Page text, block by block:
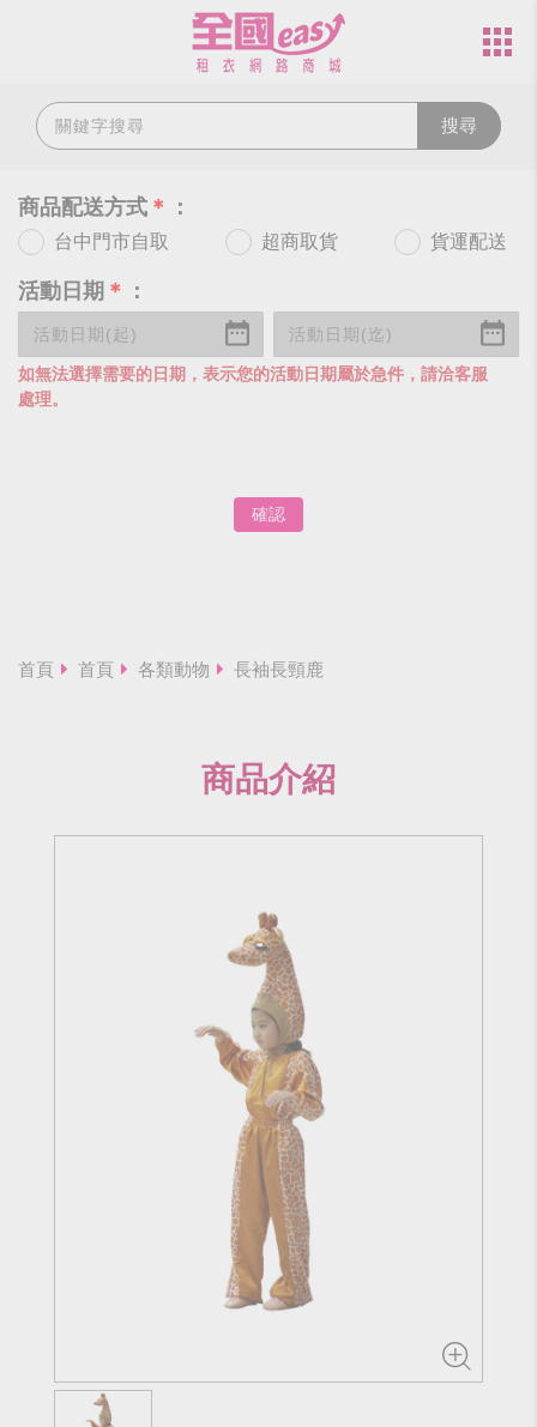
搜尋
商品配送方式 ＊ ：
台中門市自取 超商取貨 貨運配送
活動日期 ＊ ：
如無法選擇需要的日期，表示您的活動日期屬於急件，請洽客服
處理。
確認
首頁 首頁 各類動物 長袖長頸鹿
商品介紹